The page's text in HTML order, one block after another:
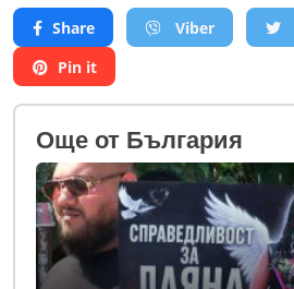
Share Viber
Pin it
Oще от България